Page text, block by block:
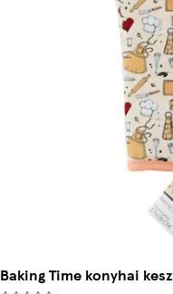
Baking Time konyhai